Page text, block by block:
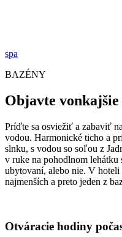
spa
BAZÉNY
Objavte vonkajšie
Príďte sa osviežiť a zabaviť
vodou. Harmonické ticho a
slnku, s vodou so soľou z
v ruke na pohodlnom lehátku
ubytovaní, alebo nie. V hoteli
najmenších a preto jeden z
Otváracie hodiny